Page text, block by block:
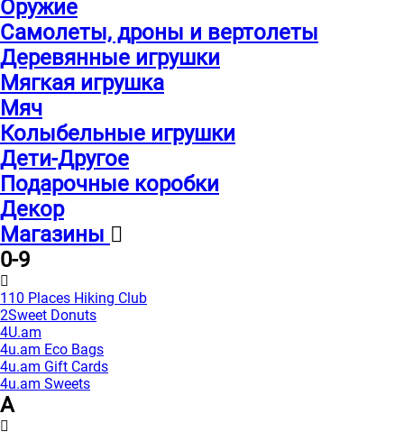
Оружие
Самолеты, дроны и вертолеты
Деревянные игрушки
Мягкая игрушка
Мяч
Колыбельные игрушки
Дети-Другое
Подарочные коробки
Декор
Магазины
0-9
110 Places Hiking Club
2Sweet Donuts
4U.am
4u.am Eco Bags
4u.am Gift Cards
4u.am Sweets
A